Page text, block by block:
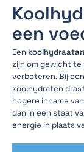
een
Een
zijn om gewicht te
verbeteren. Bij
koolhydraten
hogere inname
dan in een staat
energie in plaats